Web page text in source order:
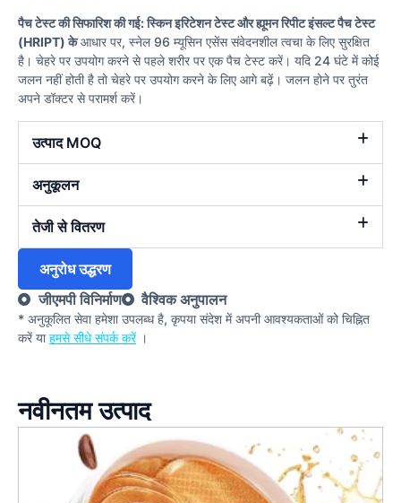
पैच टेस्ट की सिफारिश की गई: स्किन इरिटेशन टेस्ट और ह्यूमन रिपीट इंसल्ट पैच टेस्ट
(HRIPT) केआधार पर, स्नेल 96 म्यूसिन एसेंस संवेदनशील त्वचा के लिए सुरक्षित
है। चेहरे पर उपयोग करने से पहले शरीर पर एक पैच टेस्ट करें। यदि 24 घंटे में कोई
जलन नहीं होती है तो चेहरे पर उपयोग करने के लिए आगे बढ़ें। जलन होने पर तुरंत
अपने डॉक्टर से परामर्श करें।
उत्पाद MOQ
अनुकूलन
तेजी से वितरण
अनुरोध उद्धरण
जीएमपी विनिर्माण
वैश्विक अनुपालन
* अनुकूलित सेवा हमेशा उपलब्ध है, कृपया संदेश में अपनी आवश्यकताओं को चिह्नित
करें याहमसे सीधे संपर्क करें।
नवीनतम उत्पाद